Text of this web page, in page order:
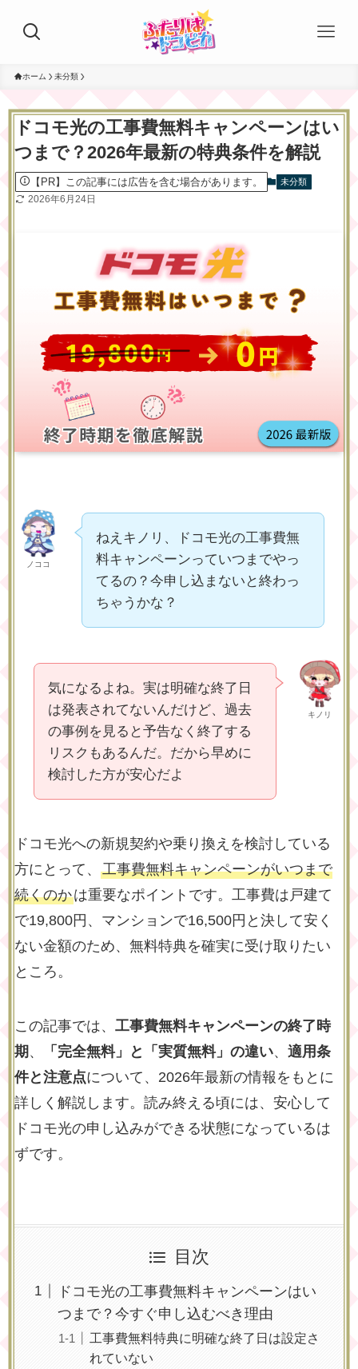
ホーム 未分類
ドコモ光の工事費無料キャンペーンはい
つまで？2026年最新の特典条件を解説
【PR】この記事には広告を含む場合があります。 未分類
2026年6月24日
ノココ
ねえキノリ、ドコモ光の工事費無
料キャンペーンっていつまでやっ
てるの？今申し込まないと終わっ
ちゃうかな？
キノリ
気になるよね。実は明確な終了日
は発表されてないんだけど、過去
の事例を見ると予告なく終了する
リスクもあるんだ。だから早めに
検討した方が安心だよ
ドコモ光への新規契約や乗り換えを検討している
方にとって、 工事費無料キャンペーンがいつまで
続くのかは重要なポイントです。工事費は戸建て
で19,800円、マンションで16,500円と決して安く
ない金額のため、無料特典を確実に受け取りたい
ところ。
この記事では、 工事費無料キャンペーンの終了時
期 、 「完全無料」と「実質無料」の違い、 適用条
件と注意点について、2026年最新の情報をもとに
詳しく解説します。読み終える頃には、安心して
ドコモ光の申し込みができる状態になっているは
ずです。
目次
ドコモ光の工事費無料キャンペーンはい
つまで？今すぐ申し込むべき理由
工事費無料特典に明確な終了日は設定さ
れていない